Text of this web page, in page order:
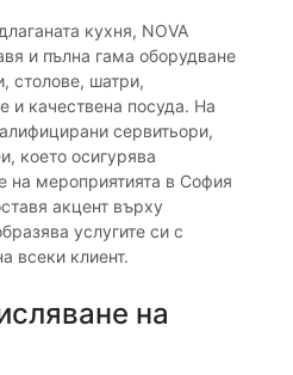
кухня, NOVA
и пълна гама оборудване
столове, шатри,
и качествена посуда. На
сервитьори,
което осигурява
на мероприятията в София
акцент върху
услугите си с
всеки клиент.
на